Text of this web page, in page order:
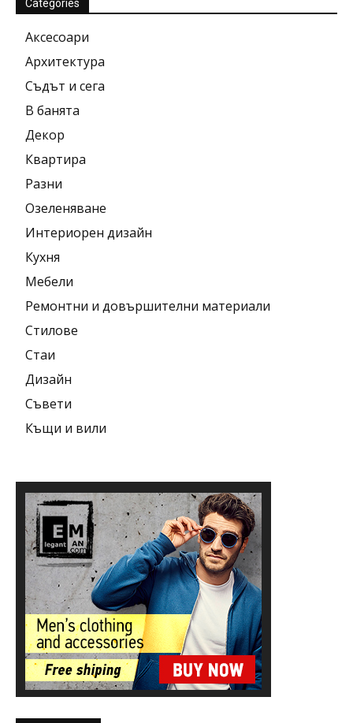
Categories
Аксесоари
Архитектура
Съдът и сега
В банята
Декор
Квартира
Разни
Озеленяване
Интериорен дизайн
Кухня
Мебели
Ремонтни и довършителни материали
Стилове
Стаи
Дизайн
Съвети
Къщи и вили